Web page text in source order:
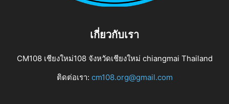
เกี่ยวกับเรา
CM108 เชียงใหม่108 จังหวัดเชียงใหม่ chiangmai Thailand
ติดต่อเรา: cm108.org@gmail.com